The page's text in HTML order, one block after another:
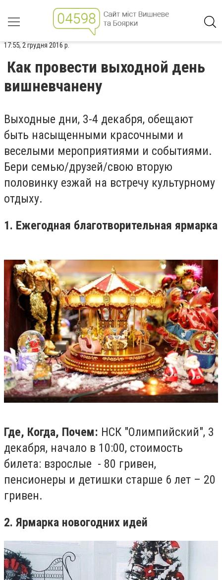
17:55, 2 грудня 2016 р.
Как провести выходной день
вишневчанену
Выходные дни, 3-4 декабря, обещают
быть насыщенными красочными и
веселыми мероприятиями и событиями.
Бери семью/друзей/свою вторую
половинку езжай на встречу культурному
отдыху.
1. Ежегодная благотворительная ярмарка
Где, Когда, Почем: НСК "Олимпийский", 3
декабря, начало в 10:00, стоимость
билета: взрослые - 80 гривен,
пенсионеры и детишки старше 6 лет – 20
гривен.
2. Ярмарка новогодних идей